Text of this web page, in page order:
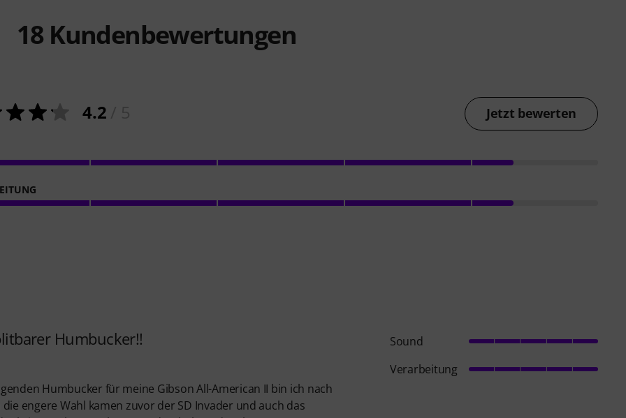
18 Kundenbewertungen
4.2 Jetzt bewerten
Humbucker!!
Humbucker für meine Gibson All-American II bin ich nach
engere Wahl kamen zuvor der SD Invader und auch das
Sound
Verarbeitung